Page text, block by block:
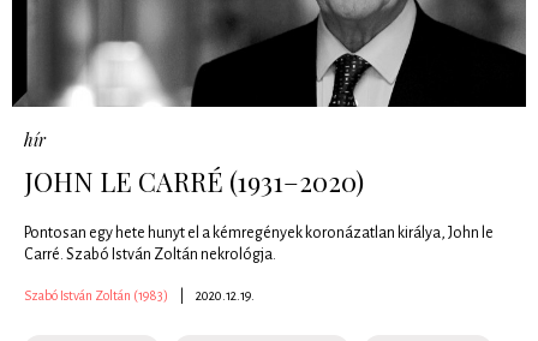
hír
JOHN LE CARRÉ (1931–2020)
Pontosan egy hete hunyt el a kémregények koronázatlan királya, John le
Carré. Szabó István Zoltán nekrológja.
Szabó István Zoltán (1983) 2020.12.19.